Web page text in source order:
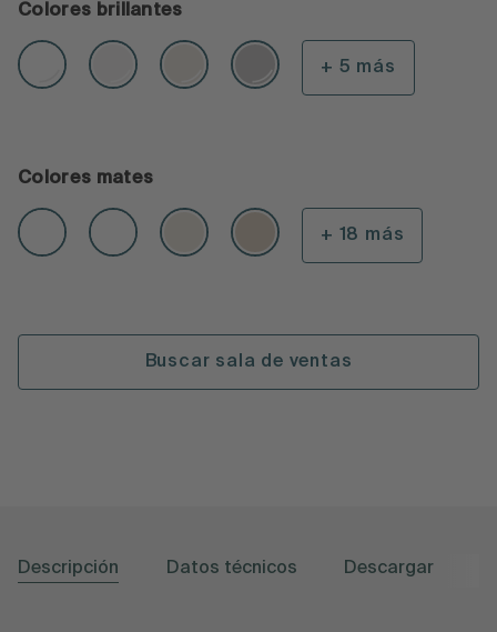
Colores brillantes
+ 5 más
Colores mates
+ 18 más
Buscar sala de ventas
Descripción Datos técnicos Descargar